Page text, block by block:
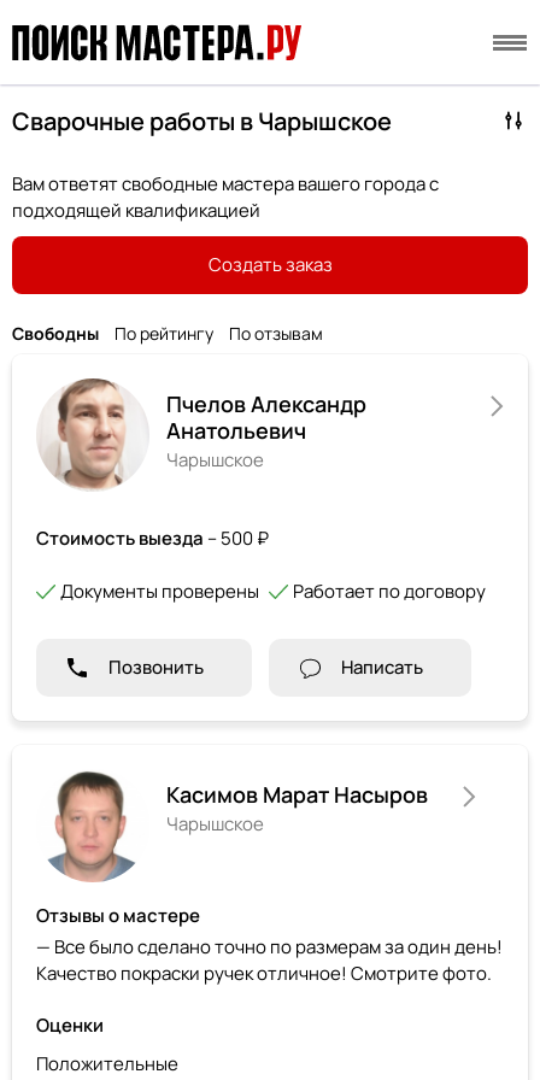
Сварочные работы в Чарышское
Вам ответят свободные мастера вашего города с
подходящей квалификацией
Создать заказ
Свободны По рейтингу По отзывам
Пчелов Александр
Анатольевич
Чарышское
Стоимость выезда – 500 ₽
Документы проверены Работает по договору
Позвонить Написать
Касимов Марат Насыров
Чарышское
Отзывы о мастере
— Все было сделано точно по размерам за один день!
Качество покраски ручек отличное! Смотрите фото.
Оценки
Положительные